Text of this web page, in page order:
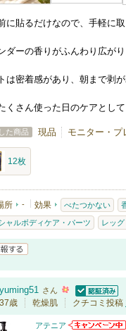
に貼るだけなので、手軽に
ダーの香りがふんわり広がり
は密着感があり、朝まで剥が
くさん使った日のケアとし
た商品 現品 モニター・
12枚
所 - 効果 べたつかない
ャルボディケア・パーツ レッ
yuming51 さん
認証済
37歳 乾燥肌 クチコミ投稿
アテニア